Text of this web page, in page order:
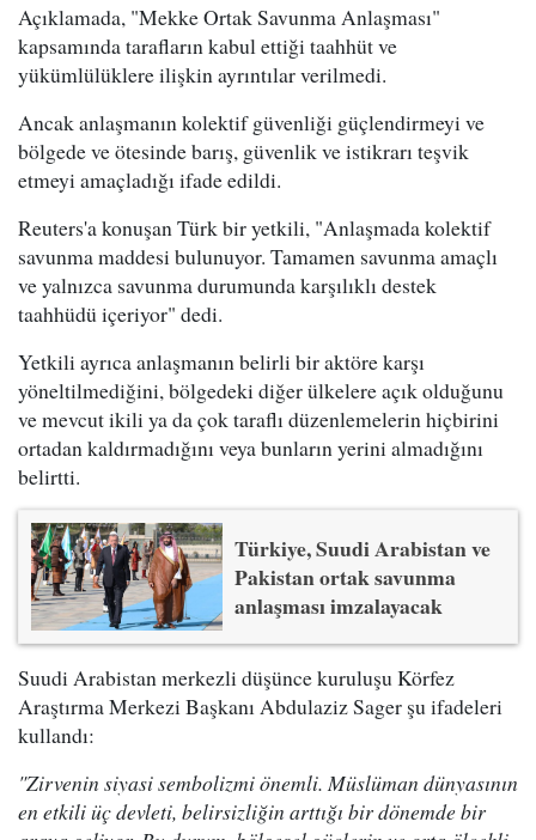
Açıklamada, "Mekke Ortak Savunma Anlaşması"
kapsamında tarafların kabul ettiği taahhüt ve
yükümlülüklere ilişkin ayrıntılar verilmedi.
Ancak anlaşmanın kolektif güvenliği güçlendirmeyi ve
bölgede ve ötesinde barış, güvenlik ve istikrarı teşvik
etmeyi amaçladığı ifade edildi.
Reuters'a konuşan Türk bir yetkili, "Anlaşmada kolektif
savunma maddesi bulunuyor. Tamamen savunma amaçlı
ve yalnızca savunma durumunda karşılıklı destek
taahhüdü içeriyor" dedi.
Yetkili ayrıca anlaşmanın belirli bir aktöre karşı
yöneltilmediğini, bölgedeki diğer ülkelere açık olduğunu
ve mevcut ikili ya da çok taraflı düzenlemelerin hiçbirini
ortadan kaldırmadığını veya bunların yerini almadığını
belirtti.
Türkiye, Suudi Arabistan ve
Pakistan ortak savunma
anlaşması imzalayacak
Suudi Arabistan merkezli düşünce kuruluşu Körfez
Araştırma Merkezi Başkanı Abdulaziz Sager şu ifadeleri
kullandı:
"Zirvenin siyasi sembolizmi önemli. Müslüman dünyasının
en etkili üç devleti, belirsizliğin arttığı bir dönemde bir